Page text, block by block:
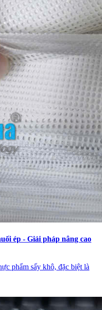
ép - Giải pháp nâng cao
phẩm sấy khô, đặc biệt là